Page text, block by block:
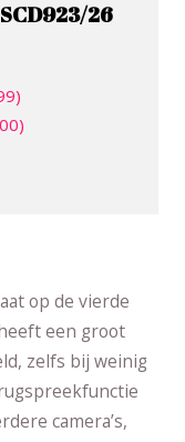
26
op de vierde
een groot
zelfs bij weinig
camera’s,